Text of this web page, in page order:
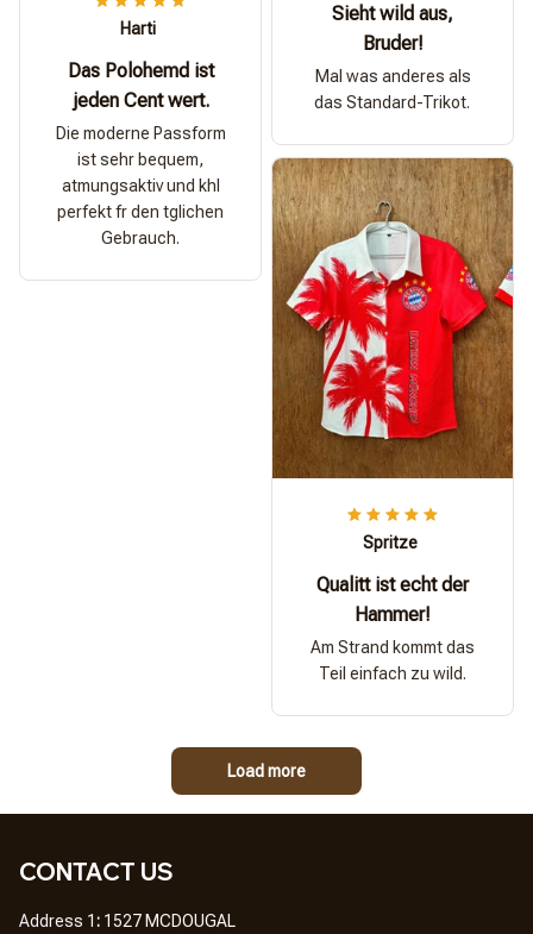
Sieht wild aus,
Bruder!
Mal was anderes als
das Standard-Trikot.
Harti
Das Polohemd ist
jeden Cent wert.
Die moderne Passform
ist sehr bequem,
atmungsaktiv und khl
perfekt fr den tglichen
Gebrauch.
Spritze
Qualitt ist echt der
Hammer!
Am Strand kommt das
Teil einfach zu wild.
Load more
CONTACT US
Address 1: 1527 MCDOUGAL